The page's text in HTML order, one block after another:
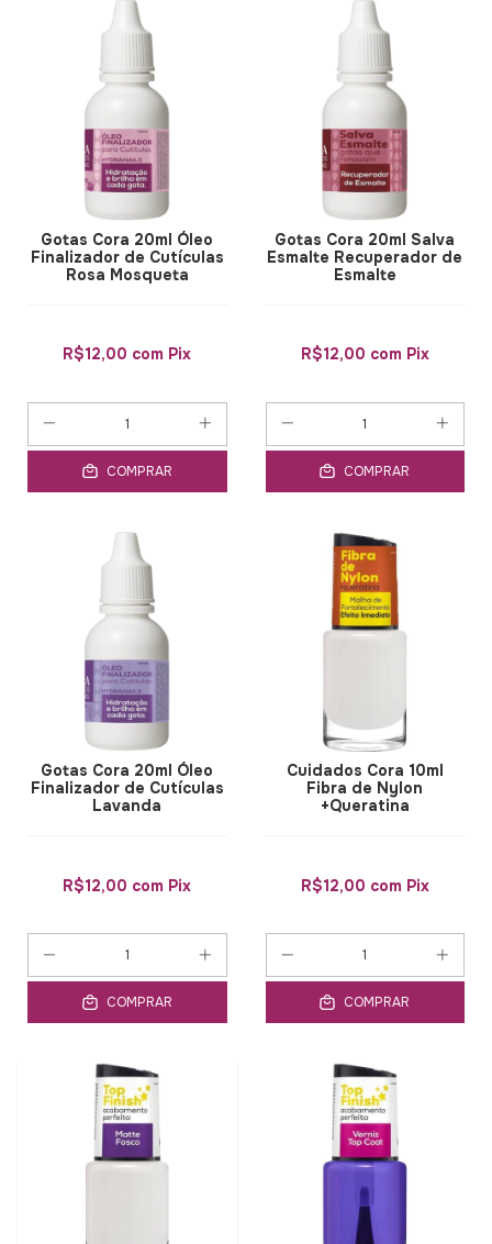
Gotas Cora 20ml Óleo
Finalizador de Cutículas
Rosa Mosqueta
R$12,00 com Pix
COMPRAR
Gotas Cora 20ml Salva
Esmalte Recuperador de
Esmalte
R$12,00 com Pix
COMPRAR
Gotas Cora 20ml Óleo
Finalizador de Cutículas
Lavanda
R$12,00 com Pix
COMPRAR
Cuidados Cora 10ml
Fibra de Nylon
+Queratina
R$12,00 com Pix
COMPRAR